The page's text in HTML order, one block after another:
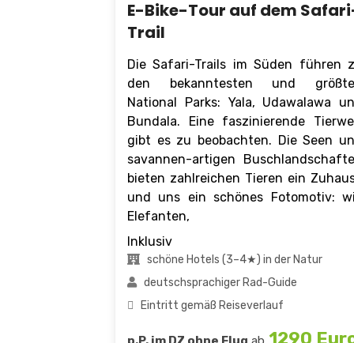
E-Bike-Tour auf dem
Trail
Die Safari-Trails im Süden führen
den bekanntesten und
National Parks: Yala, Udawalawa
Bundala. Eine faszinierende
gibt es zu beobachten. Die Seen
savannen-artigen
bieten zahlreichen Tieren ein
und uns ein schönes Fotomotiv:
Elefanten,
Inklusiv
schöne Hotels (3–4★) in der Natur
deutschsprachiger Rad-Guide
Eintritt gemäß Reiseverlauf
1290